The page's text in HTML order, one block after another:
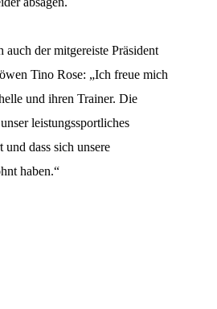
auch der mitgereiste Präsident
Tino Rose: „Ich freue mich
und ihren Trainer. Die
leistungssportliches
dass sich unsere
haben.“